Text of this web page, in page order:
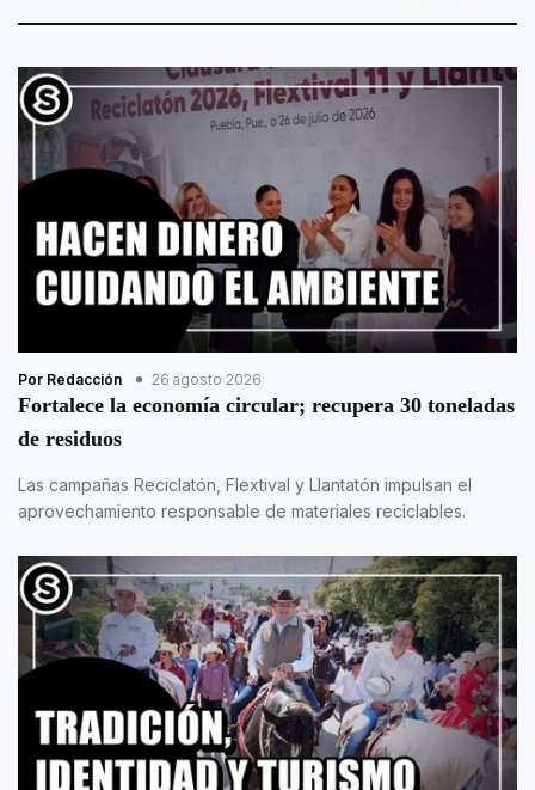
Por Redacción 26 agosto 2026
Fortalece la economía circular; recupera 30 toneladas
de residuos
Las campañas Reciclatón, Flextival y Llantatón impulsan el
aprovechamiento responsable de materiales reciclables.